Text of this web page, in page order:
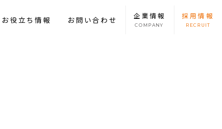
役立ち情報 お問い合わせ 企業情報
COMPANY
採用情報
RECRUIT